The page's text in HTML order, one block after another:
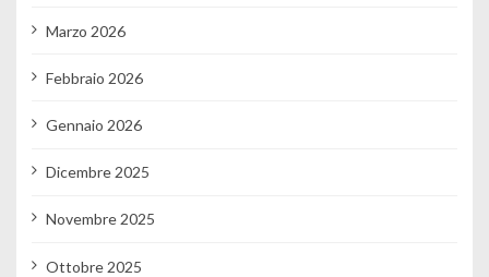
Marzo 2026
Febbraio 2026
Gennaio 2026
Dicembre 2025
Novembre 2025
Ottobre 2025